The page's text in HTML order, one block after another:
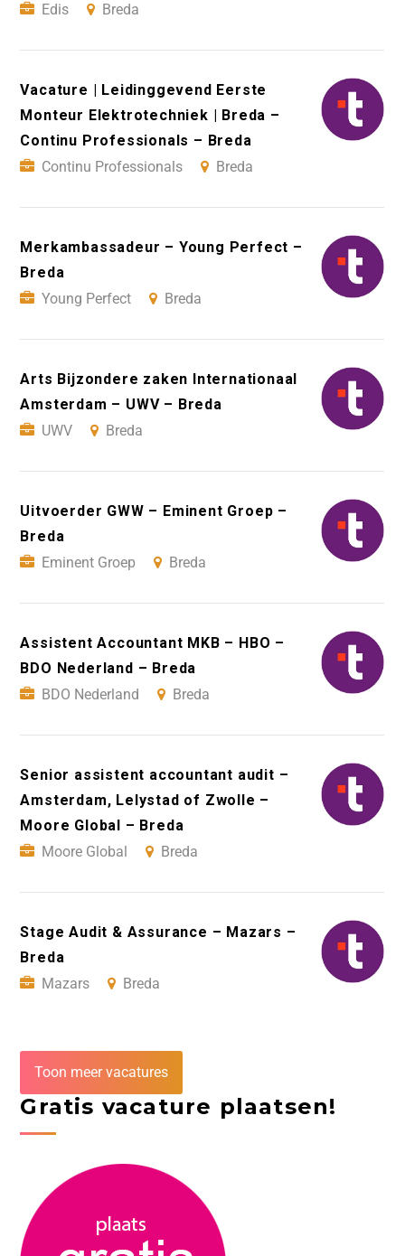
Edis
Breda
Vacature | Leidinggevend Eerste
Monteur Elektrotechniek | Breda –
Continu Professionals – Breda
Continu Professionals
Breda
Merkambassadeur – Young Perfect –
Breda
Young Perfect
Breda
Arts Bijzondere zaken Internationaal
Amsterdam – UWV – Breda
UWV
Breda
Uitvoerder GWW – Eminent Groep –
Breda
Eminent Groep
Breda
Assistent Accountant MKB – HBO –
BDO Nederland – Breda
BDO Nederland
Breda
Senior assistent accountant audit –
Amsterdam, Lelystad of Zwolle –
Moore Global – Breda
Moore Global
Breda
Stage Audit & Assurance – Mazars –
Breda
Mazars
Breda
Toon meer vacatures
Gratis vacature plaatsen!